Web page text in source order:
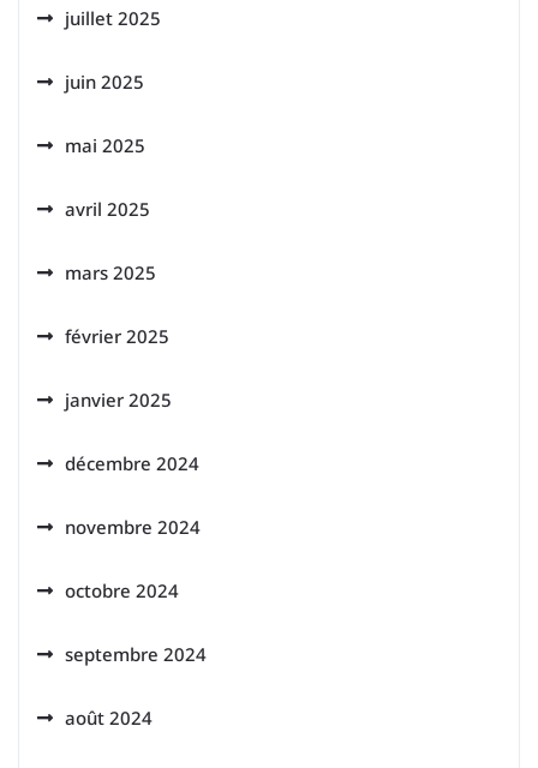
juillet 2025
juin 2025
mai 2025
avril 2025
mars 2025
février 2025
janvier 2025
décembre 2024
novembre 2024
octobre 2024
septembre 2024
août 2024